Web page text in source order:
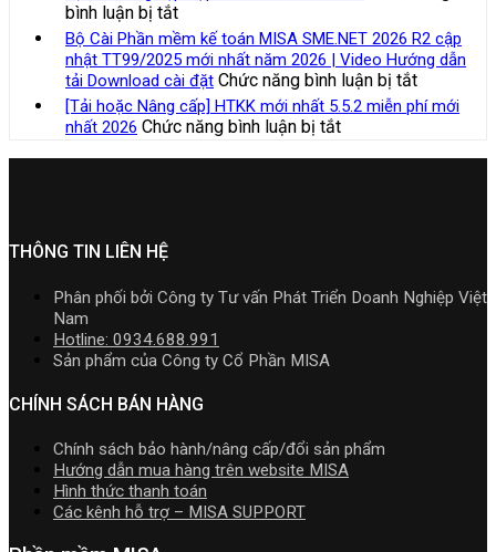
Video
Hướng
dẫn
tải
Download
đặt
thuế
đối
với
hộ
kinh
cập
nhật
TT99/
mới
Download
toán
trong
doanh
nghiệp
xây
cần
bình luận bị tắtở
Bảng
giá
phần
mềm
Kế
toán
MISA
nghiệp
nhất
mới
2026
Bộ Cài Phần mềm kế toán MISA SME.NET 2026 R2 cập
nhật TT99/2025 mới nhất năm 2026 | Video Hướng dẫn
tải Download cài đặt Chức năng bình luận bị tắtở
Bộ
Cài
mềm
R2
cập
[Tải hoặc Nâng cấp] HTKK mới nhất 5.5.2 miễn phí mới
nhất 2026 Chức năng bình luận bị tắtở
5.5.2
THÔNG TIN LIÊN HỆ
Phân phối bởi Công ty Tư vấn Phát Triển Doanh Nghiệp Việt
Nam
Hotline: 0934.688.991
Sản phẩm của Công ty Cổ Phần MISA
CHÍNH SÁCH BÁN HÀNG
Chính sách bảo hành/nâng cấp/đổi sản phẩm
Hướng dẫn mua hàng trên website MISA
Hình thức thanh toán
Các kênh hỗ trợ – MISA SUPPORT